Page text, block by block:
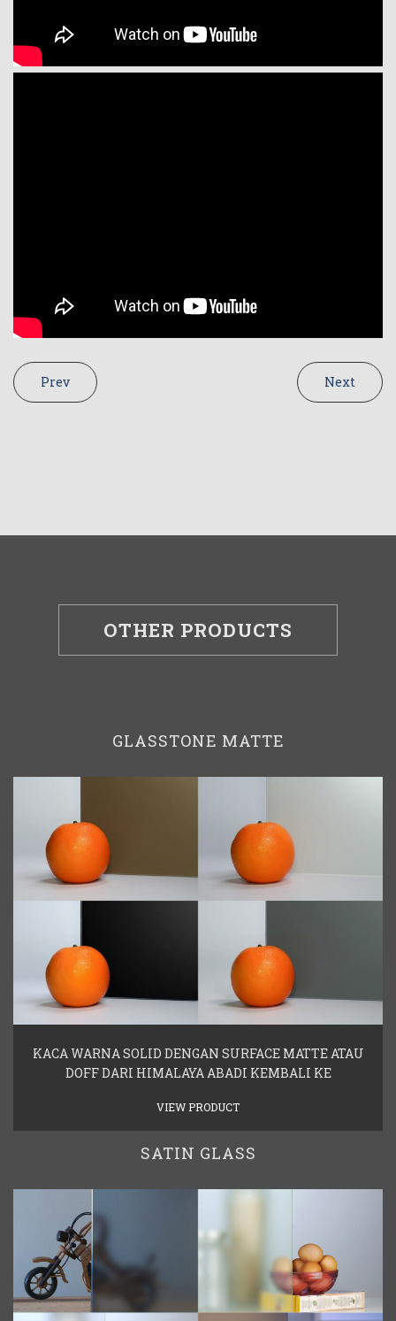
Prev Next
OTHER PRODUCTS
GLASSTONE MATTE
KACA WARNA SOLID DENGAN SURFACE MATTE ATAU
DOFF DARI HIMALAYA ABADI KEMBALI KE
VIEW PRODUCT
SATIN GLASS